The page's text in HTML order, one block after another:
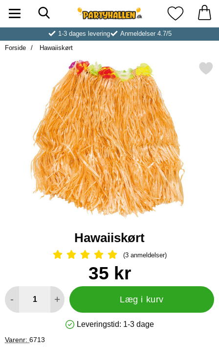
Startside for Partyhallen AB Mine
1-3 dages levering
Anmeldelser 4.7/5
Forside
Hawaiiskørt
Markér
Hawaiiskørt
Anmeldelser: 5 Stjerne, Spring til
(3 anmeldelser)
pris
35 kr
- + Læg i kurv
Produkttilgængelighed: På lager
Leveringstid: 1-3 dage
Varenr: 6713